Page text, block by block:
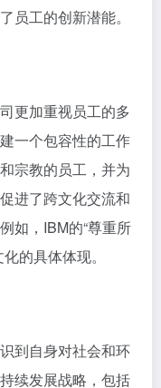
员工的创新潜能。
更加重视员工的多
一个包容性的工作
宗教的员工，并为
进了跨文化交流和
如，IBM的“尊重所
的具体体现。
到自身对社会和环
续发展战略，包括